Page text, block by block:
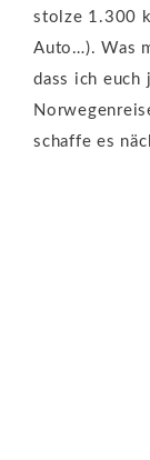
stolze 1.300
Auto…). Was
dass ich euch
schaffe es